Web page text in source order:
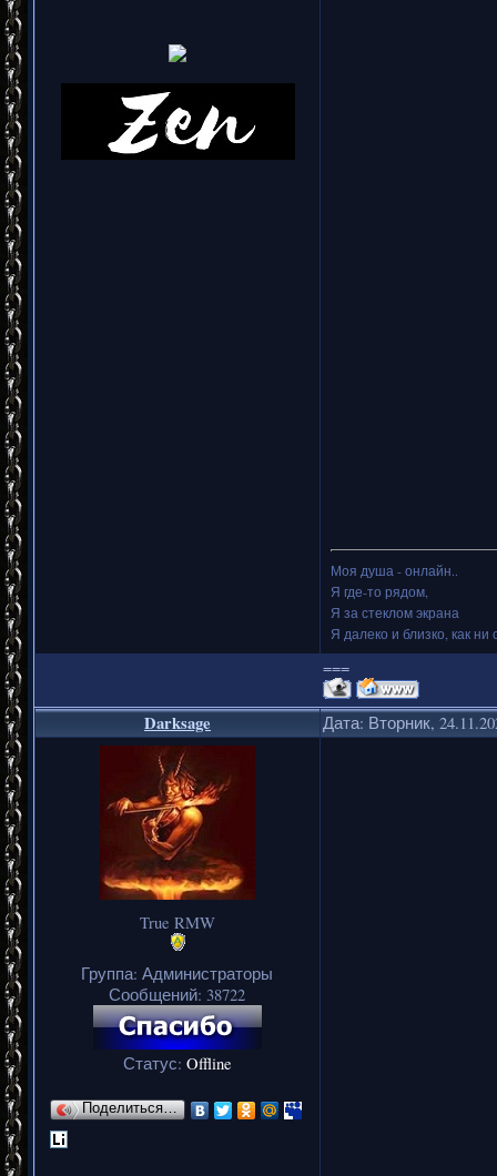
Моя душа - онлайн..
Я где-то рядом,
Я за стеклом экрана
Я далеко и близко, как ни
===
Darksage Дата: Вторник,
True RMW
Группа: Администраторы
Сообщений: 38722
Статус: Offline
Поделиться…